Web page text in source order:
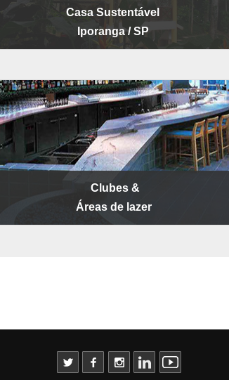
Casa Sustentável
Iporanga / SP
Clubes &
Áreas de lazer